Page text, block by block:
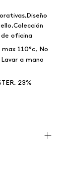
de oficina
110°c, No
a mano
23%